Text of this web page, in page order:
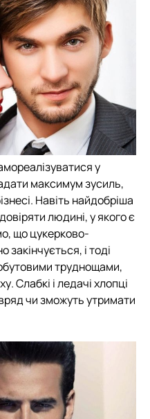
у
максимум зусиль,
Навіть найдобріша
людині, у якого є
що цукерково-
закінчується, і тоді
труднощами,
Слабкі і ледачі хлопці
чи зможуть утримати